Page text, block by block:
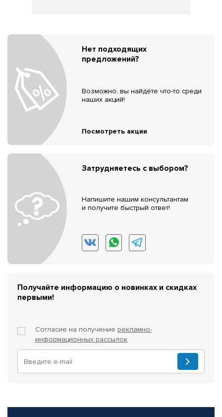
Нет подходящих
предложений?
Возможно, вы найдёте что-то среди
наших акций!
Посмотреть акции
Затрудняетесь с выбором?
Напишите нашим консультантам
и получите быстрый ответ!
Получайте информацию о новинках и скидках
первыми!
Согласие на получение рекламно-
информационных рассылок